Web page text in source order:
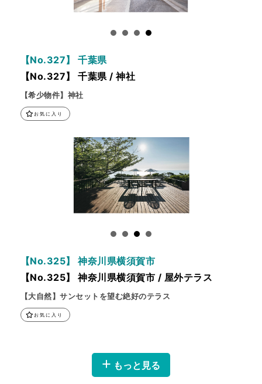
【No.327】 千葉県
【No.327】 千葉県 / 神社
【希少物件】神社
お気に入り
【No.325】 神奈川県横須賀市
【No.325】 神奈川県横須賀市 / 屋外テラス
【大自然】サンセットを望む絶好のテラス
お気に入り
+ もっと見る